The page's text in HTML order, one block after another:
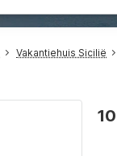
Vakantiehuis Sicilië